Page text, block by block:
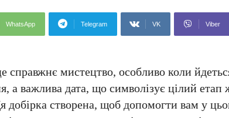
WhatsApp Telegram VK Viber
справжнє мистецтво, особливо коли
а важлива дата, що символізує цілий етап
добірка створена, щоб допомогти вам у